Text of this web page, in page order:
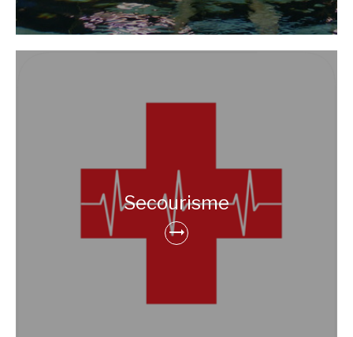
Secourisme